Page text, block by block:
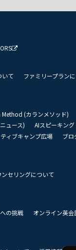
いて
ファミリープラン
Method (カランメソッド)
ュース)
AIスピーキン
ィブキャンプ広場
ブロ
ンセリングについて
の挑戦
オンライン英会